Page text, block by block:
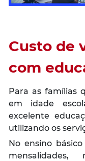
Custo de
com
Para as famílias
em idade
excelente
utilizando os
No ensino